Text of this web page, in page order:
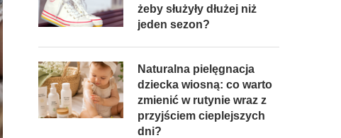
żeby służyły dłużej niż
jeden sezon?
Naturalna pielęgnacja
dziecka wiosną: co warto
zmienić w rutynie wraz z
przyjściem cieplejszych
dni?